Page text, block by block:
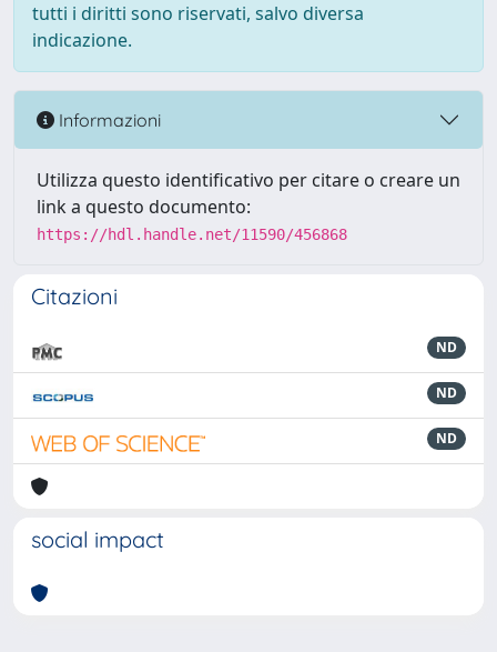
tutti i diritti sono riservati, salvo diversa
indicazione.
Informazioni
Utilizza questo identificativo per citare o creare un
link a questo documento:
https://hdl.handle.net/11590/456868
Citazioni
ND
ND
ND
social impact